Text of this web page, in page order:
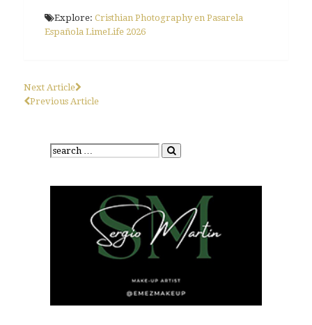
Explore: Cristhian Photography en Pasarela
Española LimeLife 2026
Next Article
Previous Article